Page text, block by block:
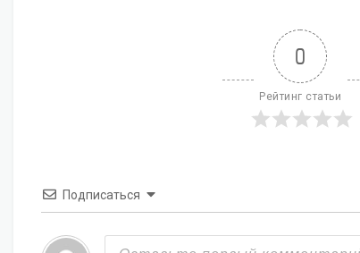
0
Рейтинг статьи
Подписаться